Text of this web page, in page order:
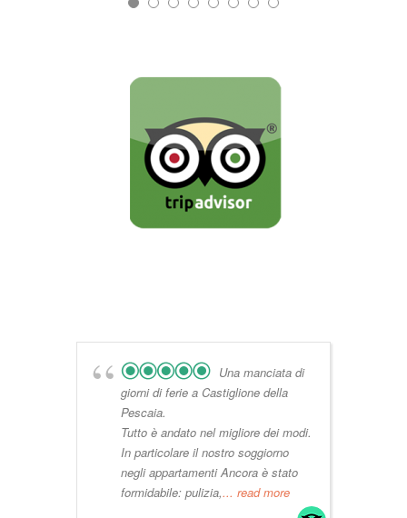
Una manciata di
giorni di ferie a Castiglione della
Pescaia.
Tutto è andato nel migliore dei modi.
In particolare il nostro soggiorno
negli appartamenti Ancora è stato
formidabile: pulizia,... read more